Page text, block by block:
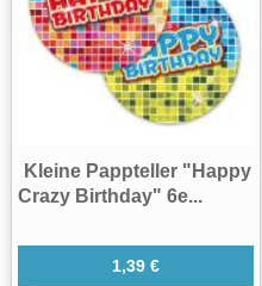
Kleine Pappteller "Happy
Crazy Birthday" 6e...
1,39 €